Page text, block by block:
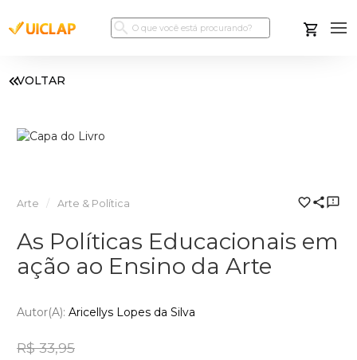
VOLTAR
Arte Arte & Política
As Políticas Educacionais em
ação ao Ensino da Arte
Autor(a): Aricellys Lopes da Silva
R$ 33,95